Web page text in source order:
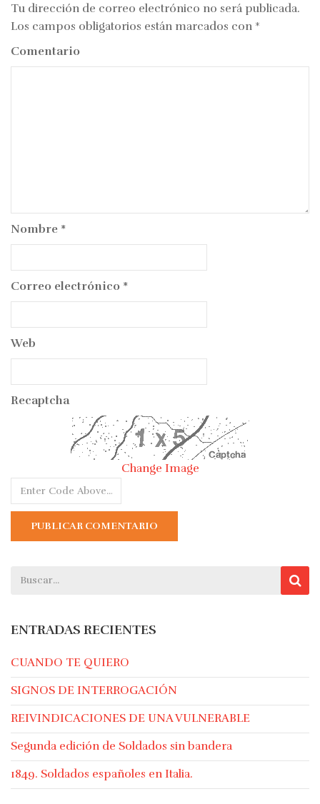
Tu dirección de correo electrónico no será publicada.
Los campos obligatorios están marcados con *
Comentario
Nombre *
Correo electrónico *
Web
Recaptcha
Change Image
ENTRADAS RECIENTES
CUANDO TE QUIERO
SIGNOS DE INTERROGACIÓN
REIVINDICACIONES DE UNA VULNERABLE
Segunda edición de Soldados sin bandera
1849. Soldados españoles en Italia.